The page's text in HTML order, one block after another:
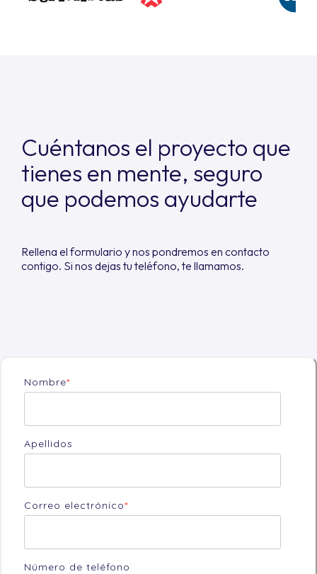
Cuéntanos el proyecto que
tienes en mente, seguro
que podemos ayudarte
Rellena el formulario y nos pondremos en contacto
contigo. Si nos dejas tu teléfono, te llamamos.
Nombre*
Apellidos
Correo electrónico*
Número de teléfono